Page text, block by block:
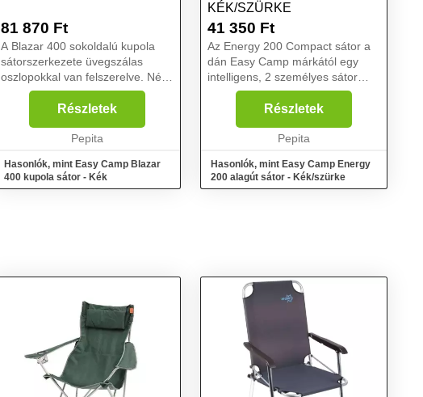
81 870 Ft
A Blazar 400 sokoldalú kupola
sátorszerkezete üvegszálas
oszlopokkal van felszerelve. Négy
ember számára kínál helyet -
ideális párok, fiatal családok és
barátok számára. A kivehető
sátorpadlós előcsa...
Részletek
Pepita
Hasonlók, mint Easy Camp Blazar
400 kupola sátor - Kék
KÉK/SZÜRKE
41 350 Ft
Az Energy 200 Compact sátor a
dán Easy Camp márkától egy
intelligens, 2 személyes sátor
mindazoknak, akik kerékpáron
szeretik felfedezni a világot. A
sátor az utolsó részletig át van
gondolva, ezért v...
Részletek
Pepita
Hasonlók, mint Easy Camp Energy
200 alagút sátor - Kék/szürke